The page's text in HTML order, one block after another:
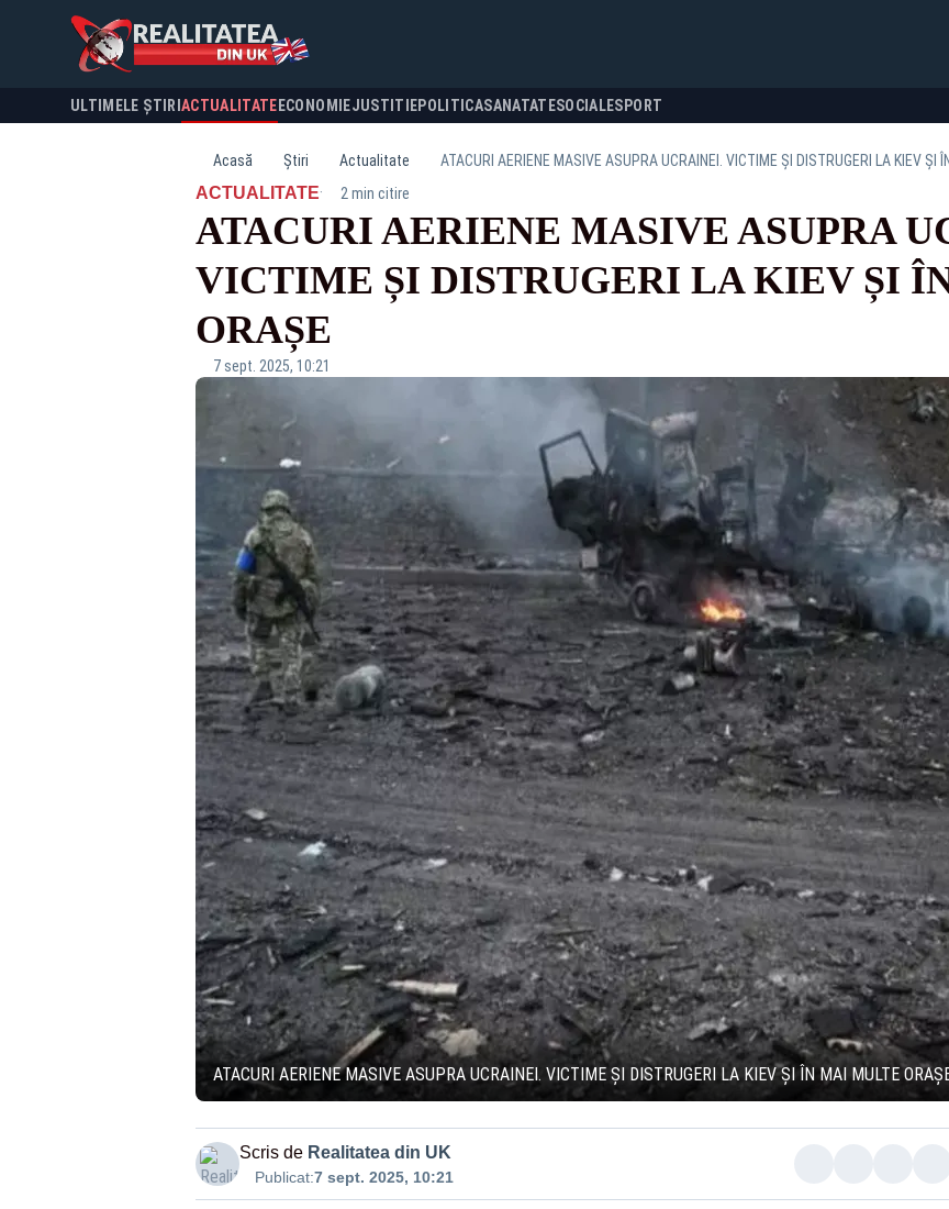
ULTIMELE ȘTIRI ACTUALITATE ECONOMIEJUSTITIEPOLITICASANATATESOCIALESPORT
Acasă Știri Actualitate ATACURI AERIENE MASIVE ASUPRA UCRAINEI. VICTIME ȘI DISTRUGERI LA KIEV ȘI
ACTUALITATE· 2 min citire
ATACURI AERIENE MASIVE ASUPRA
VICTIME ȘI DISTRUGERI LA KIEV ȘI
ORAȘE
7 sept. 2025, 10:21
ATACURI AERIENE MASIVE ASUPRA UCRAINEI. VICTIME ȘI DISTRUGERI LA KIEV ȘI ÎN MAI MULTE
Scris de Realitatea din UK
Publicat:7 sept. 2025, 10:21